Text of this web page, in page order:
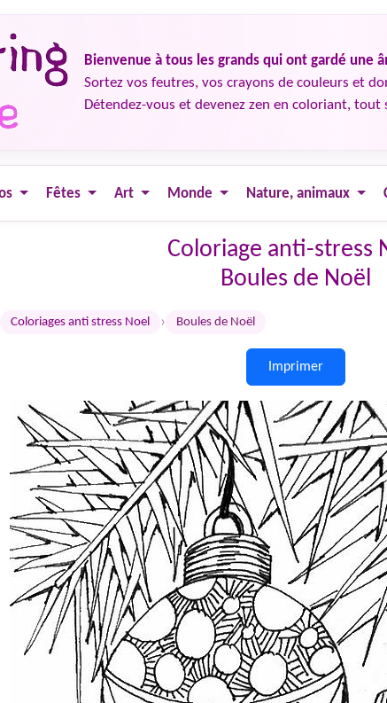
Bienvenue à tous les grands qui ont gardé une
Sortez vos feutres, vos crayons de couleurs et
Détendez-vous et devenez zen en coloriant, tout
Fêtes Art Monde Nature, animaux
Coloriage anti-stress
Boules de Noël
Coloriages anti stress Noel › Boules de Noël
Imprimer